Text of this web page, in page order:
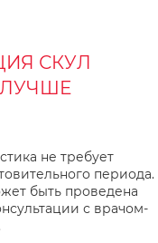
СКУЛ
не требует
периода.
быть проведена
с врачом-